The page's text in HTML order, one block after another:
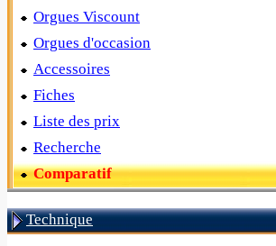
Orgues Viscount
Orgues d'occasion
Accessoires
Fiches
Liste des prix
Recherche
Comparatif
Technique